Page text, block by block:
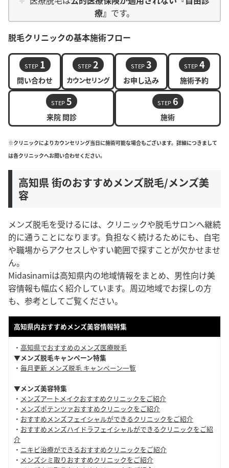
療』 です。
脱毛クリニックの基本施術フロー
STEP 1
問い合わせ
STEP 2
カウンセリング
STEP 3
お申し込み
STEP 4
施術予約
STEP 5
来院 問診
STEP 6
施術
※クリニックによりカウンセリング当日に施術可能な場合もございます。詳細につきまして
は各クリニックへお問い合わせください。
高知県 街のおすすめメンズ脱毛/メンズ美
容
メンズ脱毛を受けるには、クリニックや脱毛サロンへ継続
的に通うことになります。負担なく続けるためにも、自宅
や職場からアクセスしやすい範囲で探すことが欠かせませ
ん。
Midasinamiは高知県内の地域情報をまとめ、男性向け美
容情報も幅広く紹介しています。周辺地域でお探しの方
も、参考としてご覧ください。
高知県内おすすめメンズ美容情報特集
・ 高知県でおすすめのメンズ医療脱毛
▼メンズ脱毛キャンペーン特集
・ 毎月更新 メンズ脱毛 キャンペーン一覧
▼メンズ美容特集
・ メンズアートメイクおすすめクリニックをご紹介
・ メンズポテンツァおすすめクリニックをご紹介
・ おすすめメンズフェイシャルができるクリニックをご紹介
・ おすすめメンズハイドラフェイシャルができるクリニックをご紹
介
・ ニキビ治療ができるおすすめクリニックをご紹介
・ メンズシミ取りおすすめクリニックをご紹介